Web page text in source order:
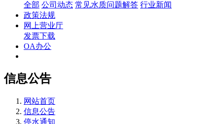
全部 公司动态 常见水质问题解答 行业新闻
政策法规
网上营业厅
发票下载
OA办公
信息公告
网站首页
信息公告
停水通知